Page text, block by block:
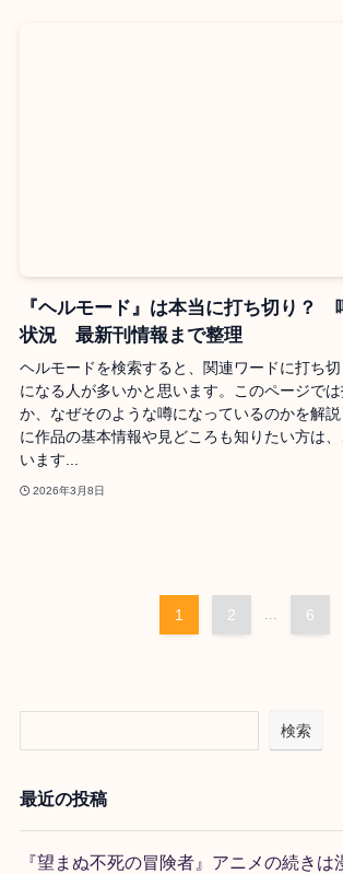
『ヘルモード』は本当に打ち切り？
状況 最新刊情報まで整理
ヘルモードを検索すると、関連ワードに打ち
になる人が多いかと思います。このページで
か、なぜそのような噂になっているのかを解
に作品の基本情報や見どころも知りたい方は
います...
2026年3月8日
1 2 6
検索
最近の投稿
『望まぬ不死の冒険者』アニメの続きは